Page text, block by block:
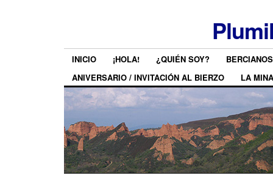
INICIO ¡HOLA! ¿QUIÉN SOY?
ANIVERSARIO / INVITACIÓN AL BIERZO
LA MINA